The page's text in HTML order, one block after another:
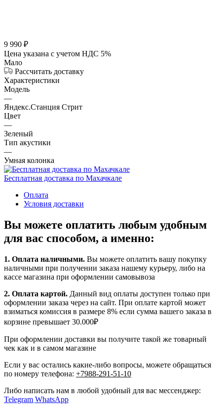
9 990 ₽
Цена указана с учетом НДС 5%
Мало
Рассчитать доставку
Характеристики
Модель
—
Яндекс.Станция Стрит
Цвет
—
Зеленый
Тип акустики
—
Умная колонка
Бесплатная доставка по Махачкале
Оплата
Условия доставки
Вы можете оплатить любым удобным
для вас способом, а именно:
1. Оплата наличными. Вы можете оплатить вашу покупку
наличными при получении заказа нашему курьеру, либо на
кассе магазина при оформлении самовывоза
2. Оплата картой. Данный вид оплаты доступен только при
оформлении заказа через на сайт. При оплате картой может
взиматься комиссия в размере 8% если сумма вашего заказа в
корзине превышает 30.000₽
При оформлении доставки вы получите такой же товарный
чек как и в самом магазине
Если у вас остались какие-либо вопросы, можете обращаться
по номеру телефона: +7988-291-51-10
Либо написать нам в любой удобный для вас мессенджер:
Telegram WhatsApp